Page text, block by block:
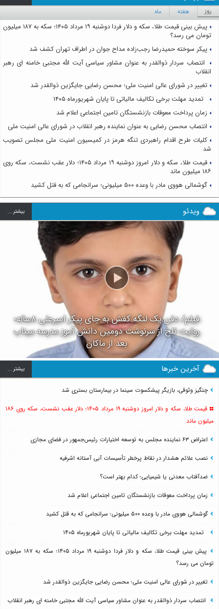
روز هفته ماه
پیش بینی قیمت طلا، سکه و دلار فردا دوشنبه ۱۹ مرداد ۱۴۰۵؛ سکه به ۱۸۷ میلیون
تومان می رسد؟
پیکر سوخته حمیدرضا رجب‌زاده مداح جوان در اطراف تهران کشف شد
انتصاب سردار ذوالقدر به عنوان مشاور سیاسی آیت الله مجتبی خامنه ای رهبر
انقلاب
تغییر در شورای عالی امنیت ملی؛ محسن رضایی جایگزین ذوالقدر شد
تمدید مهلت برخی تکالیف مالیاتی تا پایان شهریورماه ۱۴۰۵
زمان پرداخت معوقات بازنشستگان تامین اجتماعی اعلام شد
انتصاب محسن رضایی به عنوان نماینده رهبر انقلاب در شورای عالی امنیت ملی
کلیات طرح اقدام راهبردی تنگه هرمز در کمیسیون امنیت ملی مجلس تصویب
شد
قیمت طلا، سکه و دلار امروز دوشنبه ۱۹ مرداد ۱۴۰۵؛ دلار عقب نشست، سکه روی
۱۸۶ میلیون ماند
گوشمالی هووی مادر با وعده ۵۰۰ میلیونی؛ سرانجامی که به قتل کشید
ویدئو بيشتر ...
فیلم/ دفن یک لنگه کفش به جای پیکر امیرعلی ۸ساله؛
روایت تلخ از سرنوشت دومین دانش آموز مدرسه میناب
بعد از ماکان
آخرین خبرها بيشتر ...
چنگیز وثوقی، بازیگر پیشکسوت سینما در بیمارستان بستری شد
قیمت طلا، سکه و دلار امروز دوشنبه ۱۹ مرداد ۱۴۰۵؛ دلار عقب نشست، سکه روی ۱۸۶
میلیون ماند
اعتراض ۶۳ نماینده مجلس به توسعه اختیارات رئیس‌جمهور در فضای مجازی
نصب علائم هشدار در نقاط پرخطر تأسیسات آبی آستانه اشرفیه
ضدآفتاب‌ معدنی یا شیمیایی؛ کدام بهتر است؟
زمان پرداخت معوقات بازنشستگان تامین اجتماعی اعلام شد
گوشمالی هووی مادر با وعده ۵۰۰ میلیونی؛ سرانجامی که به قتل کشید
تمدید مهلت برخی تکالیف مالیاتی تا پایان شهریورماه ۱۴۰۵
پیش بینی قیمت طلا، سکه و دلار فردا دوشنبه ۱۹ مرداد ۱۴۰۵؛ سکه به ۱۸۷ میلیون
تومان می رسد؟
تغییر در شورای عالی امنیت ملی؛ محسن رضایی جایگزین ذوالقدر شد
انتصاب سردار ذوالقدر به عنوان مشاور سیاسی آیت الله مجتبی خامنه ای رهبر انقلاب